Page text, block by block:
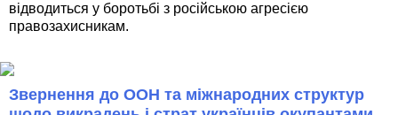
відводиться у боротьбі з російською агресією
правозахисникам.
Звернення до ООН та міжнародних структур